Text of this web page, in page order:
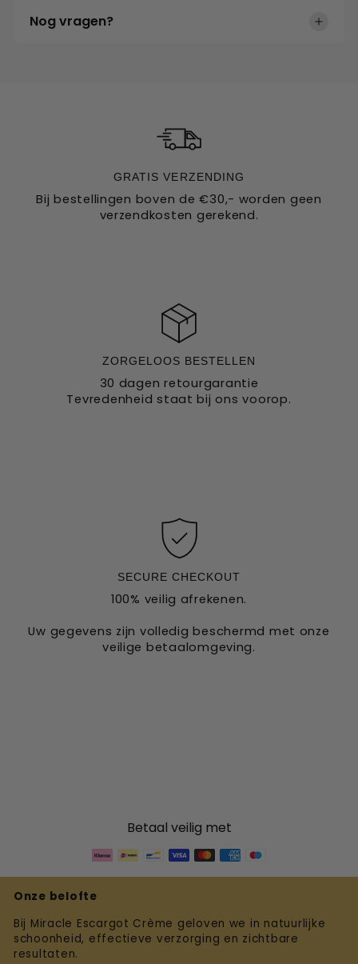
Nog vragen?
GRATIS VERZENDING
Bij bestellingen boven de €30,- worden geen
verzendkosten gerekend.
ZORGELOOS BESTELLEN
30 dagen retourgarantie
Tevredenheid staat bij ons voorop.
SECURE CHECKOUT
100% veilig afrekenen.
Uw gegevens zijn volledig beschermd met onze
veilige betaalomgeving.
Betaal veilig met
Onze belofte
Bij Miracle Escargot Crème geloven we in natuurlijke
schoonheid, effectieve verzorging en zichtbare
resultaten.